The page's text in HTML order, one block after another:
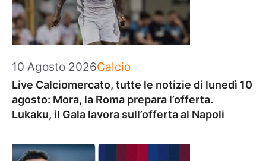
10 Agosto 2026Categorie
Calcio
Live Calciomercato, tutte le notizie di lunedì 10
agosto: Mora, la Roma prepara l’offerta.
Lukaku, il Gala lavora sull’offerta al Napoli